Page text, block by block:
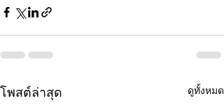
โพสต์ล่าสุด ดูทั้งหมด